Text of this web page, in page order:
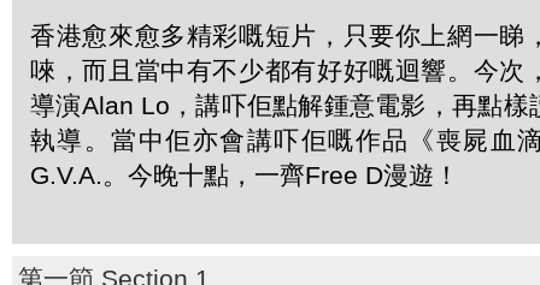
香港愈來愈多精彩嘅短片，只要你上網一睇
唻，而且當中有不少都有好好嘅迴響。今次
導演Alan Lo，講吓佢點解鍾意電影，再點樣
執導。當中佢亦會講吓佢嘅作品《喪屍血
G.V.A.。今晚十點，一齊Free D漫遊！
第一節 Section 1